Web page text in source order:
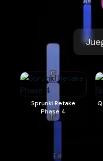
Sprunki Retake
Phase 4